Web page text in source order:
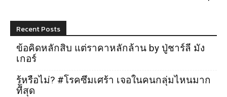
Recent Posts
ข้อคิดหลักสิบ แต่ราคาหลักล้าน by ปู่ชาร์ลี มัง
เกอร์
รู้หรือไม่? #โรคซึมเศร้า เจอในคนกลุ่มไหนมาก
ที่สุด